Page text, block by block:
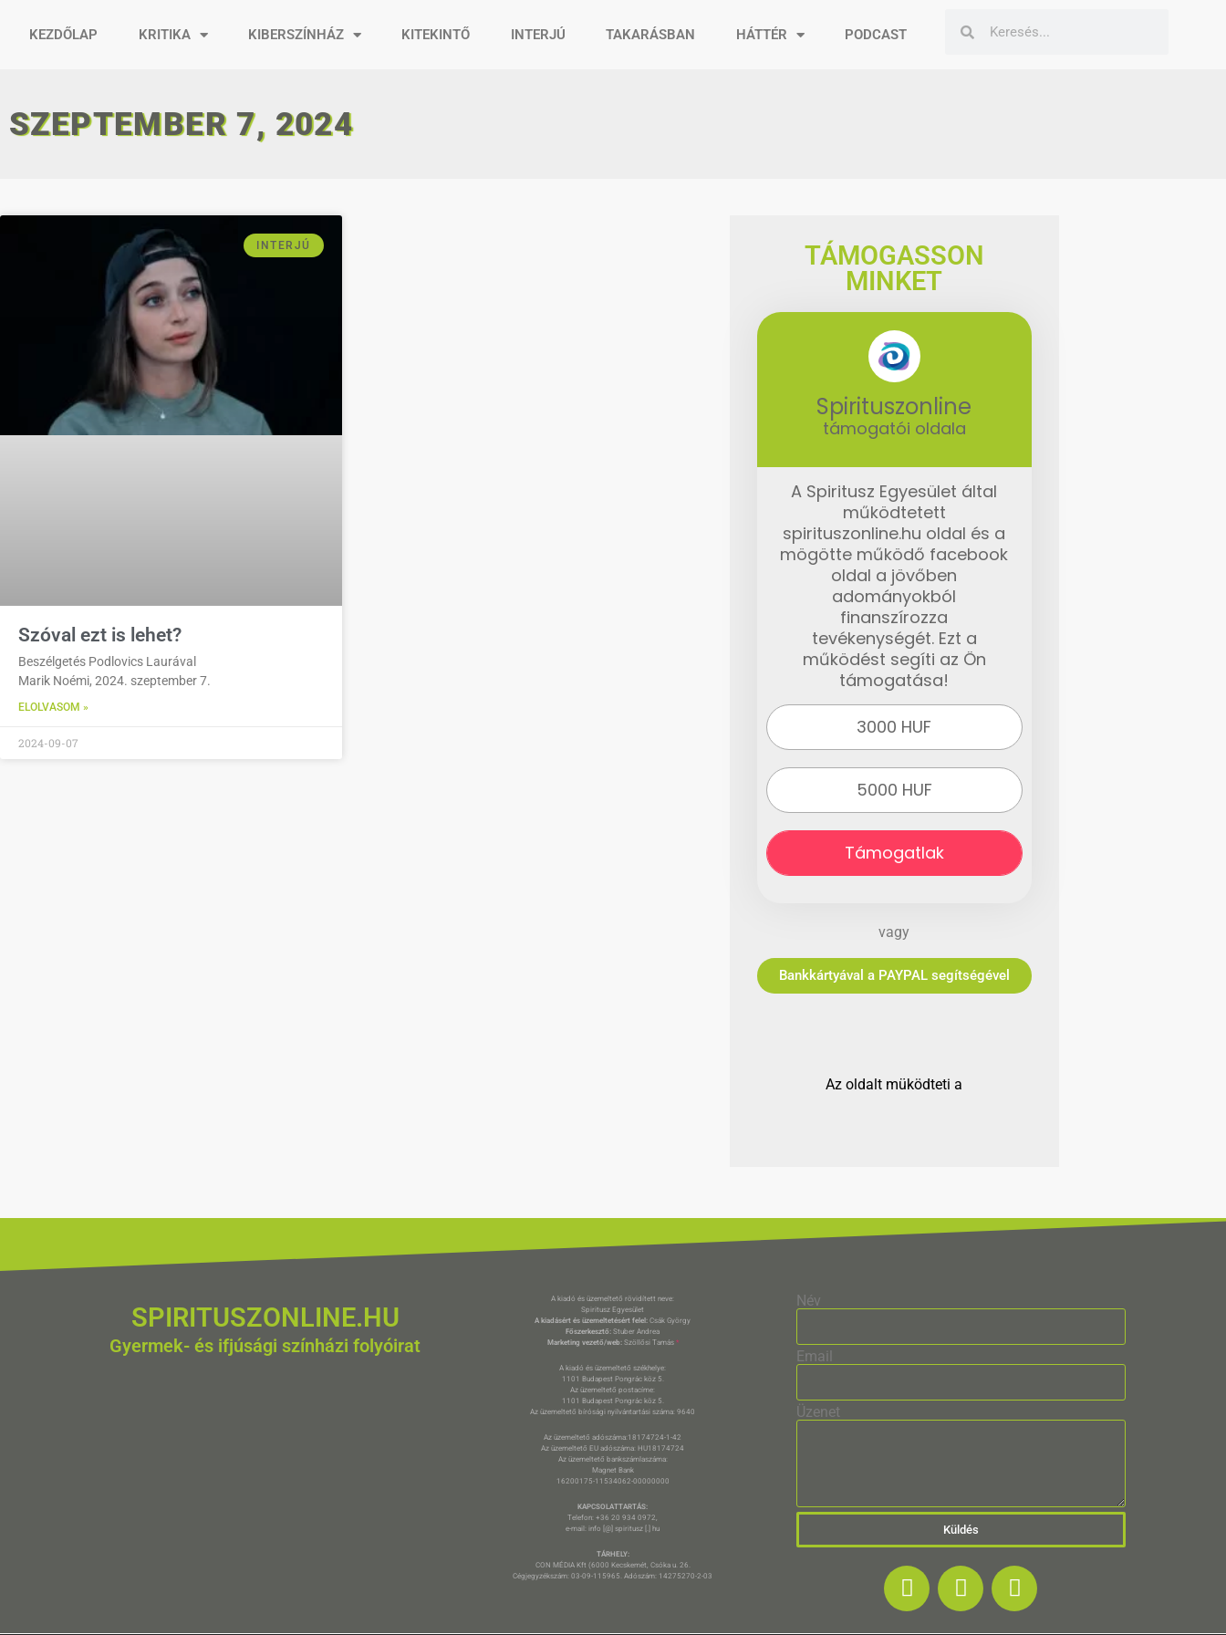
KEZDŐLAP KRITIKA KIBERSZÍNHÁZ KITEKINTŐ INTERJÚ TAKARÁSBAN HÁTTÉR PODCAST
SZEPTEMBER 7, 2024
INTERJÚ
Szóval ezt is lehet?
Beszélgetés Podlovics Laurával
Marik Noémi, 2024. szeptember 7.
ELOLVASOM »
2024-09-07
TÁMOGASSON
MINKET
Spirituszonline
támogatói oldala
A Spiritusz Egyesület által
működtetett
spirituszonline.hu oldal és a
mögötte működő facebook
oldal a jövőben
adományokból
finanszírozza
tevékenységét. Ezt a
működést segíti az Ön
támogatása!
3000 HUF
5000 HUF
Támogatlak
vagy
Bankkártyával a PAYPAL segítségével
Az oldalt müködteti a
SPIRITUSZONLINE.HU
Gyermek- és ifjúsági színházi folyóirat
A kiadó és üzemeltető rövidített neve:
Spiritusz Egyesület
A kiadásért és üzemeltetésért felel: Csák György
Főszerkesztő: Stuber Andrea
Marketing vezető/web:Szöllősi Tamás *
A kiadó és üzemeltető székhelye:
1101 Budapest Pongrác köz 5.
Az üzemeltető postacíme:
1101 Budapest Pongrác köz 5.
Az üzemeltető bírósági nyilvántartási száma: 9640
Az üzemeltető adószáma:18174724-1-42
Az üzemeltető EU adószáma: HU18174724
Az üzemeltető bankszámlaszáma:
Magnet Bank
16200175-11534062-00000000
KAPCSOLATTARTÁS:
Telefon: +36 20 934 0972,
e-mail: info [@] spiritusz [.] hu
TÁRHELY:
CON MÉDIA Kft (6000 Kecskemét, Csóka u. 26.
Cégjegyzékszám: 03-09-115965. Adószám: 14275270-2-03
Név
Email
Üzenet
Küldés